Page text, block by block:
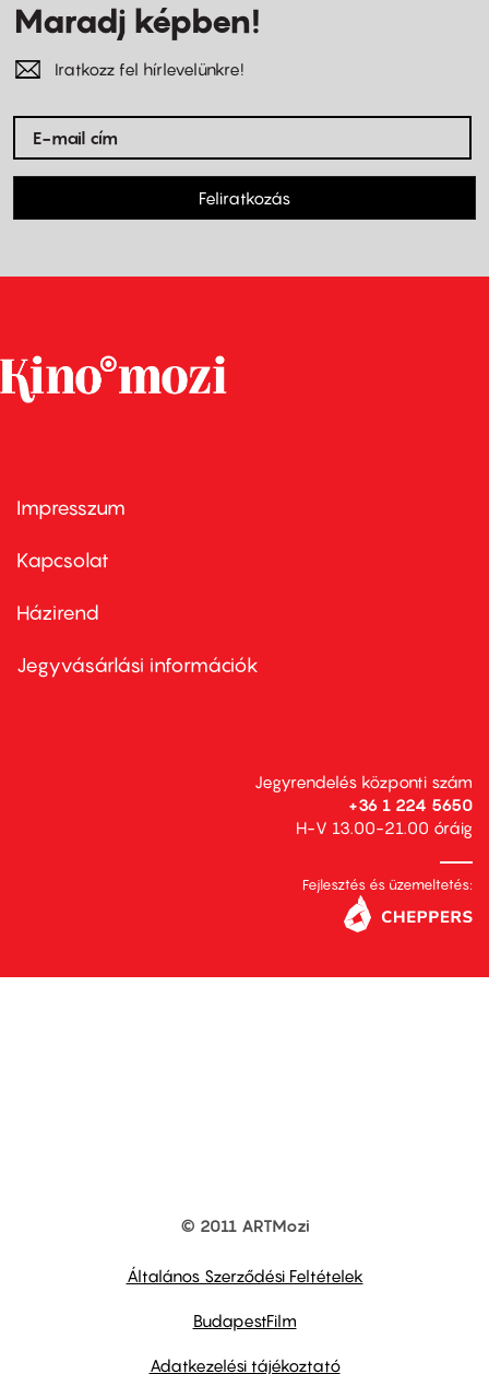
Maradj képben!
Iratkozz fel hírlevelünkre!
Feliratkozás
Footer
first
Impresszum
Kapcsolat
Footer
second
Házirend
Jegyvásárlási információk
Jegyrendelés központi szám
+36 1 224 5650
H-V 13.00-21.00 óráig
Fejlesztés és üzemeltetés:
© 2011 ARTMozi
Általános Szerződési Feltételek
BudapestFilm
Adatkezelési tájékoztató